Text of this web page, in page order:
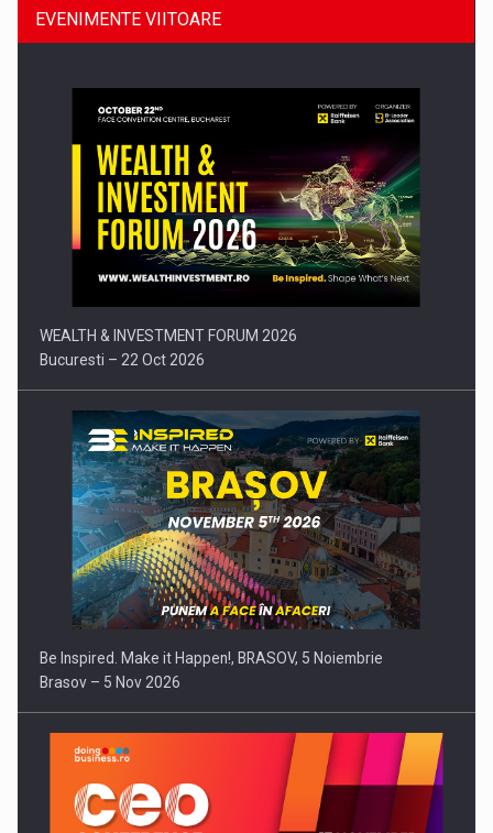
Comunicat de presa: Joburile part-time reincep sa intre pe…
EVENIMENTE VIITOARE
WEALTH & INVESTMENT FORUM 2026
Bucuresti – 22 Oct 2026
Be Inspired. Make it Happen!, BRASOV, 5 Noiembrie
Brasov – 5 Nov 2026